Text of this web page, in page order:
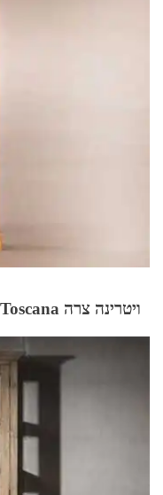
ויטרינה צרה Toscana